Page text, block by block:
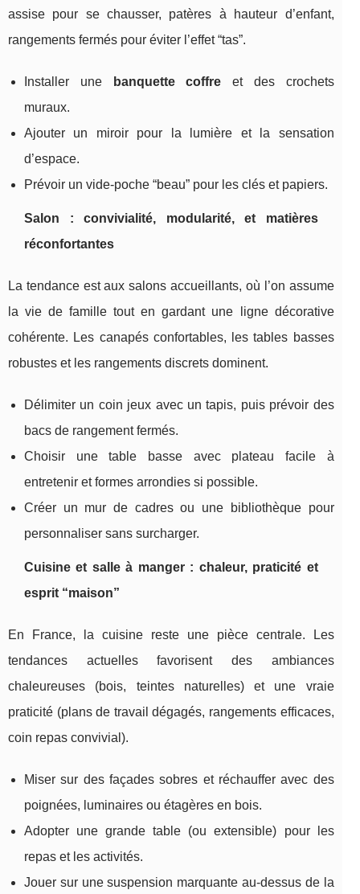
assise pour se chausser, patères à hauteur d’enfant,
rangements fermés pour éviter l’effet “tas”.
Installer une banquette coffre et des crochets
muraux.
Ajouter un miroir pour la lumière et la sensation
d’espace.
Prévoir un vide-poche “beau” pour les clés et papiers.
Salon : convivialité, modularité, et matières
réconfortantes
La tendance est aux salons accueillants, où l’on assume
la vie de famille tout en gardant une ligne décorative
cohérente. Les canapés confortables, les tables basses
robustes et les rangements discrets dominent.
Délimiter un coin jeux avec un tapis, puis prévoir des
bacs de rangement fermés.
Choisir une table basse avec plateau facile à
entretenir et formes arrondies si possible.
Créer un mur de cadres ou une bibliothèque pour
personnaliser sans surcharger.
Cuisine et salle à manger : chaleur, praticité et
esprit “maison”
En France, la cuisine reste une pièce centrale. Les
tendances actuelles favorisent des ambiances
chaleureuses (bois, teintes naturelles) et une vraie
praticité (plans de travail dégagés, rangements efficaces,
coin repas convivial).
Miser sur des façades sobres et réchauffer avec des
poignées, luminaires ou étagères en bois.
Adopter une grande table (ou extensible) pour les
repas et les activités.
Jouer sur une suspension marquante au-dessus de la